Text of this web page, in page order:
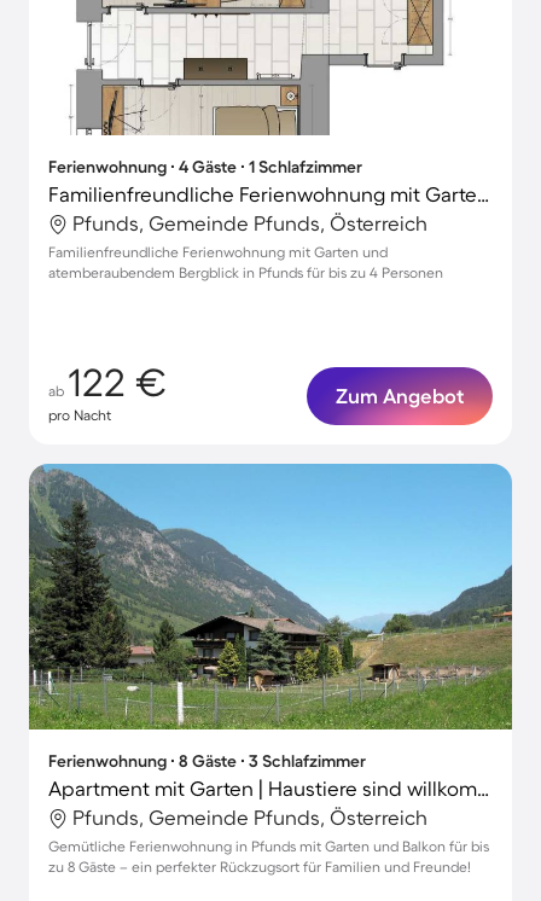
Ferienwohnung ∙ 4 Gäste ∙ 1 Schlafzimmer
Familienfreundliche Ferienwohnung mit Garten | Bergblick
Pfunds, Gemeinde Pfunds, Österreich
Familienfreundliche Ferienwohnung mit Garten und
atemberaubendem Bergblick in Pfunds für bis zu 4 Personen
ab 122 €
pro Nacht
Zum Angebot
Ferienwohnung ∙ 8 Gäste ∙ 3 Schlafzimmer
Apartment mit Garten | Haustiere sind willkommen
Pfunds, Gemeinde Pfunds, Österreich
Gemütliche Ferienwohnung in Pfunds mit Garten und Balkon für bis
zu 8 Gäste – ein perfekter Rückzugsort für Familien und Freunde!